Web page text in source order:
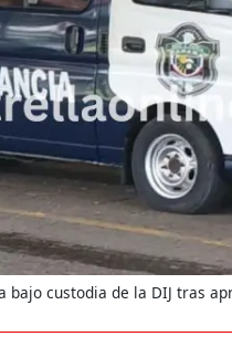
bajo custodia de la DIJ tras
Un fuerte
7,1 se
julio en la
al sur de
emergencia